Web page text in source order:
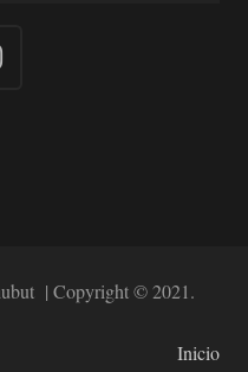
| Copyright © 2021.
Inicio